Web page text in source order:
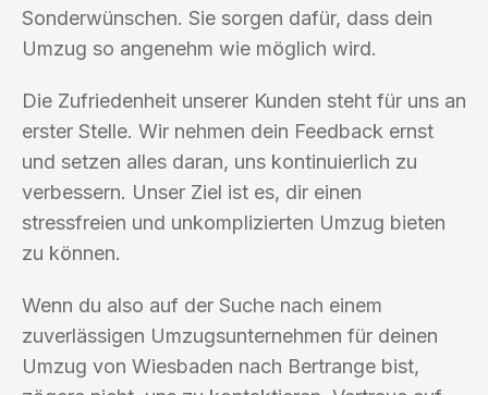
Sonderwünschen. Sie sorgen dafür, dass dein
Umzug so angenehm wie möglich wird.
Die Zufriedenheit unserer Kunden steht für uns an
erster Stelle. Wir nehmen dein Feedback ernst
und setzen alles daran, uns kontinuierlich zu
verbessern. Unser Ziel ist es, dir einen
stressfreien und unkomplizierten Umzug bieten
zu können.
Wenn du also auf der Suche nach einem
zuverlässigen Umzugsunternehmen für deinen
Umzug von Wiesbaden nach Bertrange bist,